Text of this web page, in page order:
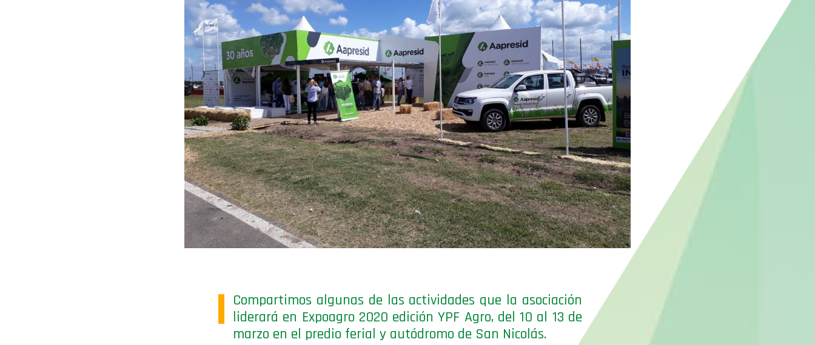
Compartimos algunas de las actividades que la asociación
liderará en Expoagro 2020 edición YPF Agro, del 10 al 13 de
marzo en el predio ferial y autódromo de San Nicolás.